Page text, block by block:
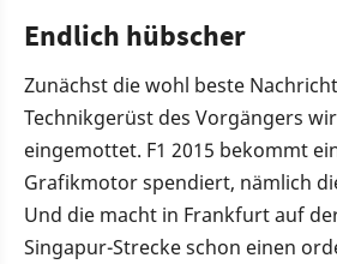
Endlich hübscher
Zunächst die wohl beste
Technikgerüst des Vorgängers
eingemottet. F1 2015 bekommt
Grafikmotor spendiert, nämlich
Und die macht in Frankfurt auf
Singapur-Strecke schon einen